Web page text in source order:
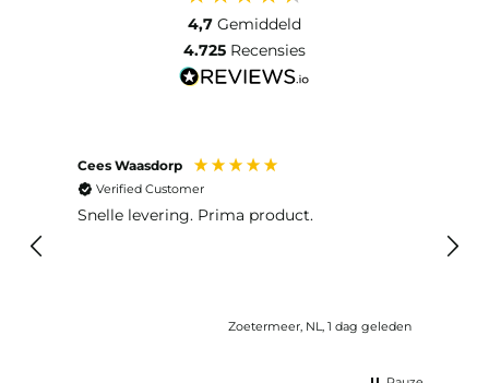
4,7 Gemiddeld
4.725 Recensies
Cees Waasdorp
Verified Customer
Snelle levering. Prima product.
Zoetermeer, NL, 1 dag geleden
lang